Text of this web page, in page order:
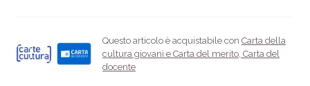
Questo articolo è acquistabile con Carta della
cultura giovani e Carta del merito Carta del
docente